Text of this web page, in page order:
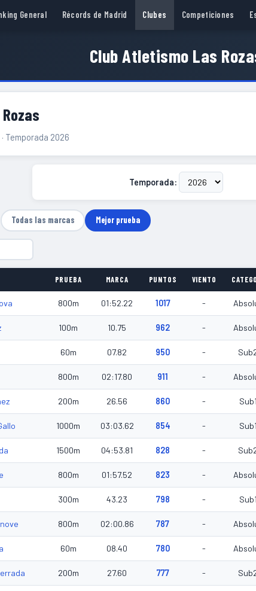
General Récords de Madrid Clubes Competiciones
Club Atletismo Las
Temporada 2026
Temporada:
Todas las marcas Mejor prueba
PRUEBA MARCA PUNTOS VIENTO
800m 01:52.22 1017 -
100m 10.75 962 -
60m 07.82 950 -
800m 02:17.80 911 -
200m 26.56 860 -
1000m 03:03.62 854 -
1500m 04:53.81 828 -
800m 01:57.52 823 -
300m 43.23 798 -
800m 02:00.86 787 -
60m 08.40 780 -
200m 27.60 777 -